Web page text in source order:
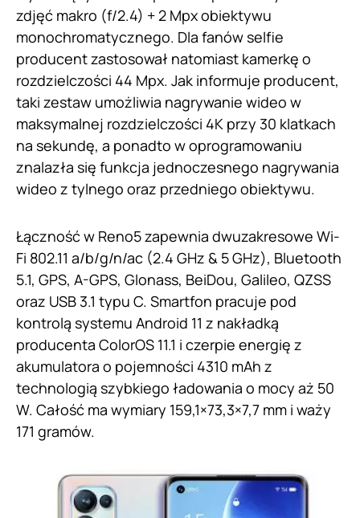
zdjęć makro (f/2.4) + 2 Mpx obiektywu
monochromatycznego. Dla fanów selfie
producent zastosował natomiast kamerkę o
rozdzielczości 44 Mpx. Jak informuje producent,
taki zestaw umożliwia nagrywanie wideo w
maksymalnej rozdzielczości 4K przy 30 klatkach
na sekundę, a ponadto w oprogramowaniu
znalazła się funkcja jednoczesnego nagrywania
wideo z tylnego oraz przedniego obiektywu.
Łączność w Reno5 zapewnia dwuzakresowe Wi-
Fi 802.11 a/b/g/n/ac (2.4 GHz & 5 GHz), Bluetooth
5.1, GPS, A-GPS, Glonass, BeiDou, Galileo, QZSS
oraz USB 3.1 typu C. Smartfon pracuje pod
kontrolą systemu Android 11 z nakładką
producenta ColorOS 11.1 i czerpie energię z
akumulatora o pojemności 4310 mAh z
technologią szybkiego ładowania o mocy aż 50
W. Całość ma wymiary 159,1×73,3×7,7 mm i waży
171 gramów.